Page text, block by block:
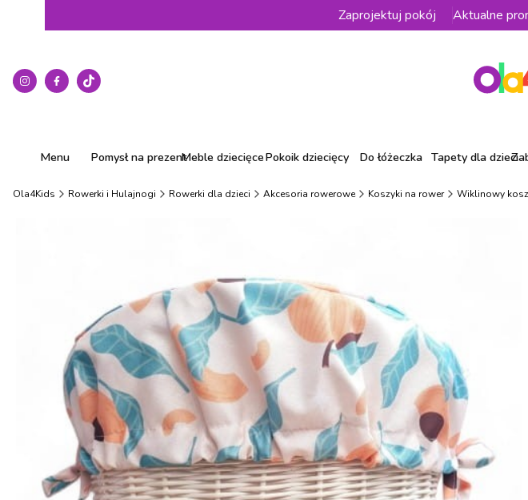
Zaprojektuj pokój Aktualne
Menu Pomysł na prezentMeble dziecięcePokoik dziecięcy Do łóżeczka Tapety dla dzieci
Ola4Kids Rowerki i Hulajnogi Rowerki dla dzieci Akcesoria rowerowe Koszyki na rower Wiklinowy